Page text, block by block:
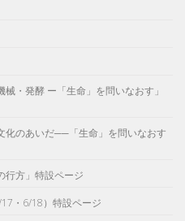
・発酵 ー「生命」を問いなおす」
化のあいだ──「生命」を問いなおす
行方」特設ページ
・6/18）特設ページ